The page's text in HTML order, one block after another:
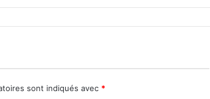
sont indiqués avec *